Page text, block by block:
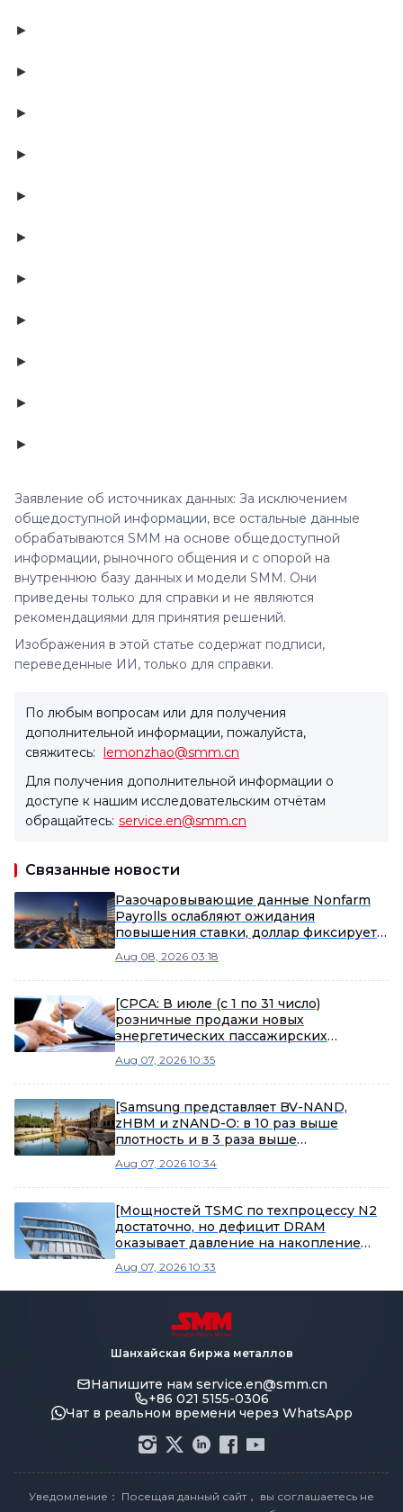
►
►
►
►
►
►
►
►
►
►
►
Заявление об источниках данных: За исключением
общедоступной информации, все остальные данные
обрабатываются SMM на основе общедоступной
информации, рыночного общения и с опорой на
внутреннюю базу данных и модели SMM. Они
приведены только для справки и не являются
рекомендациями для принятия решений.
Изображения в этой статье содержат подписи,
переведенные ИИ, только для справки.
По любым вопросам или для получения
дополнительной информации, пожалуйста,
свяжитесь:
lemonzhao@smm.cn
Для получения дополнительной информации о
доступе к нашим исследовательским отчётам
обращайтесь: service.en@smm.cn
Связанные новости
Разочаровывающие данные Nonfarm
Payrolls ослабляют ожидания
повышения ставки, доллар фиксирует
металлы демонстрируют смешанную
динамику, драгоценные металлы
совершают сильный недельный отскок
[Ночной рынок]
Aug 08, 2026 03:18
[CPCA: В июле (с 1 по 31 число)
розничные продажи новых
энергетических пассажирских
достигли 970 000 единиц, снизившись
на 2% год к году]
Aug 07, 2026 10:35
[Samsung представляет BV-NAND,
zHBM и zNAND-O: в 10 раз выше
плотность и в 3 раза выше
HBM5]
Aug 07, 2026 10:34
[Мощностей TSMC по техпроцессу N2
достаточно, но дефицит DRAM
оказывает давление на накопление
Aug 07, 2026 10:33
Шанхайская биржа металлов
Напишите нам service.en@smm.cn
+86 021 5155-0306
Чат в реальном времени через WhatsApp
Уведомление： Посещая данный сайт， вы соглашаетесь не